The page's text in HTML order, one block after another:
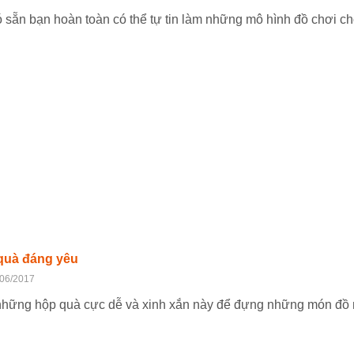
sẵn bạn hoàn toàn có thể tự tin làm những mô hình đồ chơi
đáng yêu
2017
hộp quà cực dễ và xinh xắn này để đựng những món đồ